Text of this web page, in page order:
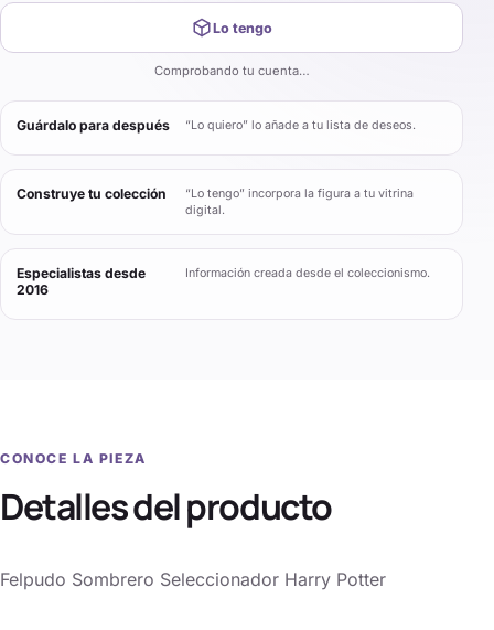
Lo tengo
Comprobando tu cuenta…
Guárdalo para después “Lo quiero” lo añade a tu lista de deseos.
Construye tu colección
“Lo tengo” incorpora la figura a tu vitrina
digital.
Especialistas desde
2016
Información creada desde el coleccionismo.
CONOCE LA PIEZA
Detalles del producto
Felpudo Sombrero Seleccionador Harry Potter